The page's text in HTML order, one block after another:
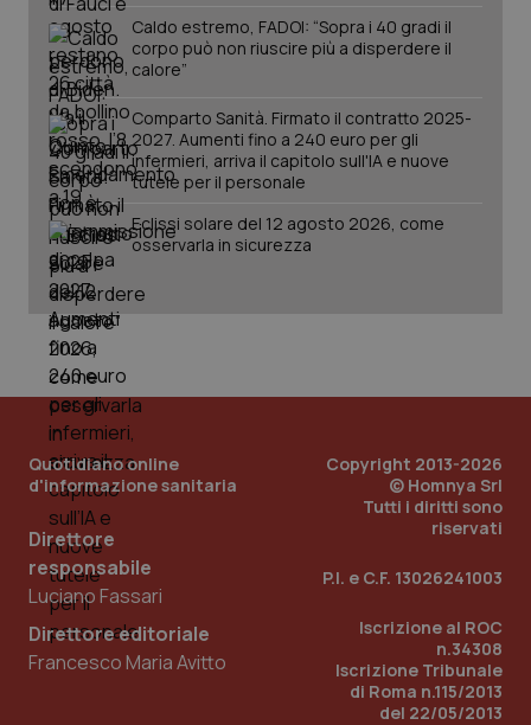
Caldo estremo, FADOI: “Sopra i 40 gradi il
corpo può non riuscire più a disperdere il
calore”
Comparto Sanità. Firmato il contratto 2025-
2027. Aumenti fino a 240 euro per gli
infermieri, arriva il capitolo sull'IA e nuove
tutele per il personale
Eclissi solare del 12 agosto 2026, come
osservarla in sicurezza
Quotidiano online
d'informazione sanitaria
Direttore
responsabile
Luciano Fassari
Direttore editoriale
Francesco Maria Avitto
Copyright 2013-2026
© Homnya Srl
Tutti i diritti sono
riservati
P.I. e C.F. 13026241003
Iscrizione al ROC
n.34308
Iscrizione Tribunale
di Roma n.115/2013
del 22/05/2013
_ga
Google LLC
.quotidianosanita.it
www.quotidianosanita.it